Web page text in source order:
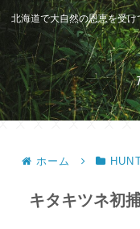
北海道で大自然の恩恵を受
ホーム
キタキツネ初